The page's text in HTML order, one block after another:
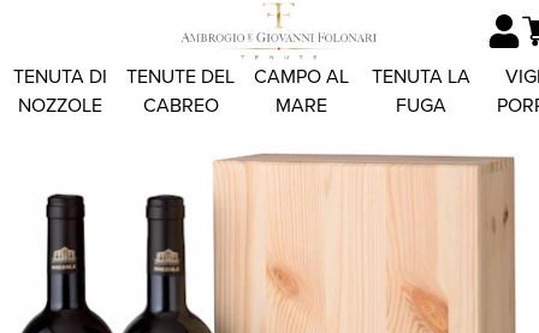
TENUTA DI
NOZZOLE
TENUTE DEL
CABREO
CAMPO AL
MARE
TENUTA LA
FUGA